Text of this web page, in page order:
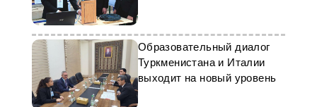
Образовательный диалог
Туркменистана и Италии
выходит на новый уровень